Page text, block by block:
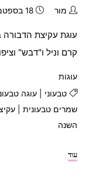
מור 18 בספטמבר 2019
עוגת עקיצת
קרם וניל ו"דבש"
עוגות
טבעוני
עוגה
שמרים טבעונית |
השנה
עוד"עוגת